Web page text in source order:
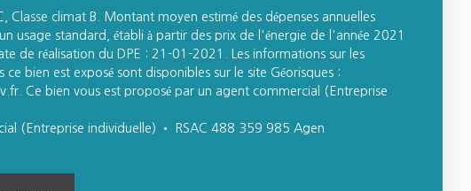
Classe climat B. Montant moyen estimé des dépenses annuelles
usage standard, établi à partir des prix de l'énergie de l'année 2021
de réalisation du DPE : 21-01-2021. Les informations sur les
ce bien est exposé sont disponibles sur le site Géorisques :
Ce bien vous est proposé par un agent commercial (Entreprise
(Entreprise individuelle) • RSAC 488 359 985 Agen